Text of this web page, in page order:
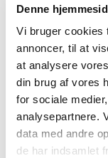
Denne
Vi bruger cookies
annoncer, til at
at analysere
din brug af vores
for sociale
analysepartnere.
data med andre
de har indsamlet
Fodboldens
fortællinger,
Dette tema
fodboldhistorie,